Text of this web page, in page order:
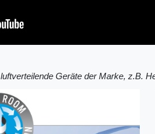
Geräte der Marke, z.B.